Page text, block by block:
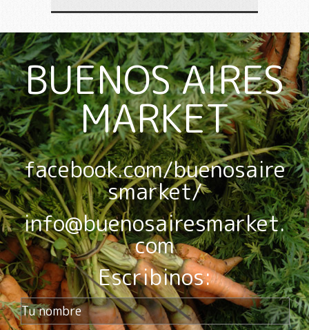
BUENOS AIRES
MARKET
facebook.com/buenosaire
smarket/
info@buenosairesmarket.
com
Escribinos: